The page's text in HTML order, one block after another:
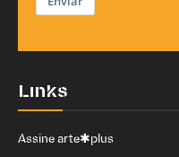
Links
Assine arte✱plus